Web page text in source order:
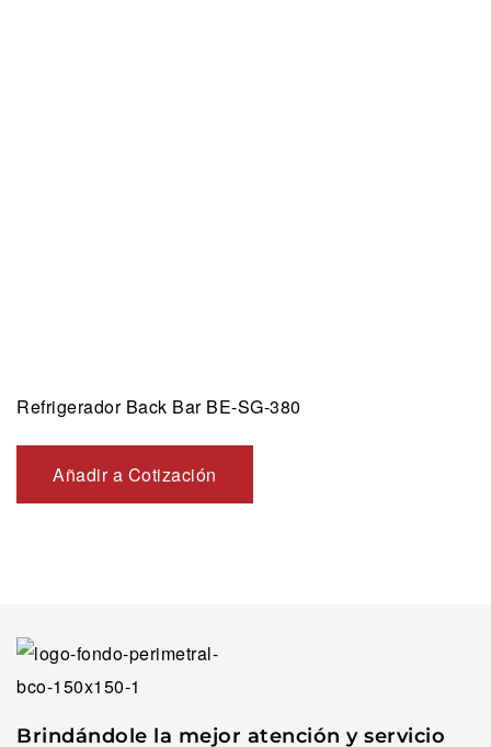
Refrigerador Back Bar BE-SG-380
Añadir a Cotización
Brindándole la mejor atención y servicio